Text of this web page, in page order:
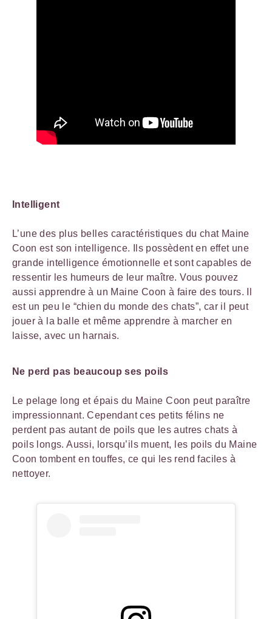
Intelligent
L’une des plus belles caractéristiques du chat Maine
Coon est son intelligence. Ils possèdent en effet une
grande intelligence émotionnelle et sont capables de
ressentir les humeurs de leur maître. Vous pouvez
aussi apprendre à un Maine Coon à faire des tours. Il
est un peu le “chien du monde des chats”, car il peut
jouer à la balle et même apprendre à marcher en
laisse, avec un harnais.
Ne perd pas beaucoup ses poils
Le pelage long et épais du Maine Coon peut paraître
impressionnant. Cependant ces petits félins ne
perdent pas autant de poils que les autres chats à
poils longs. Aussi, lorsqu’ils muent, les poils du Maine
Coon tombent en touffes, ce qui les rend faciles à
nettoyer.